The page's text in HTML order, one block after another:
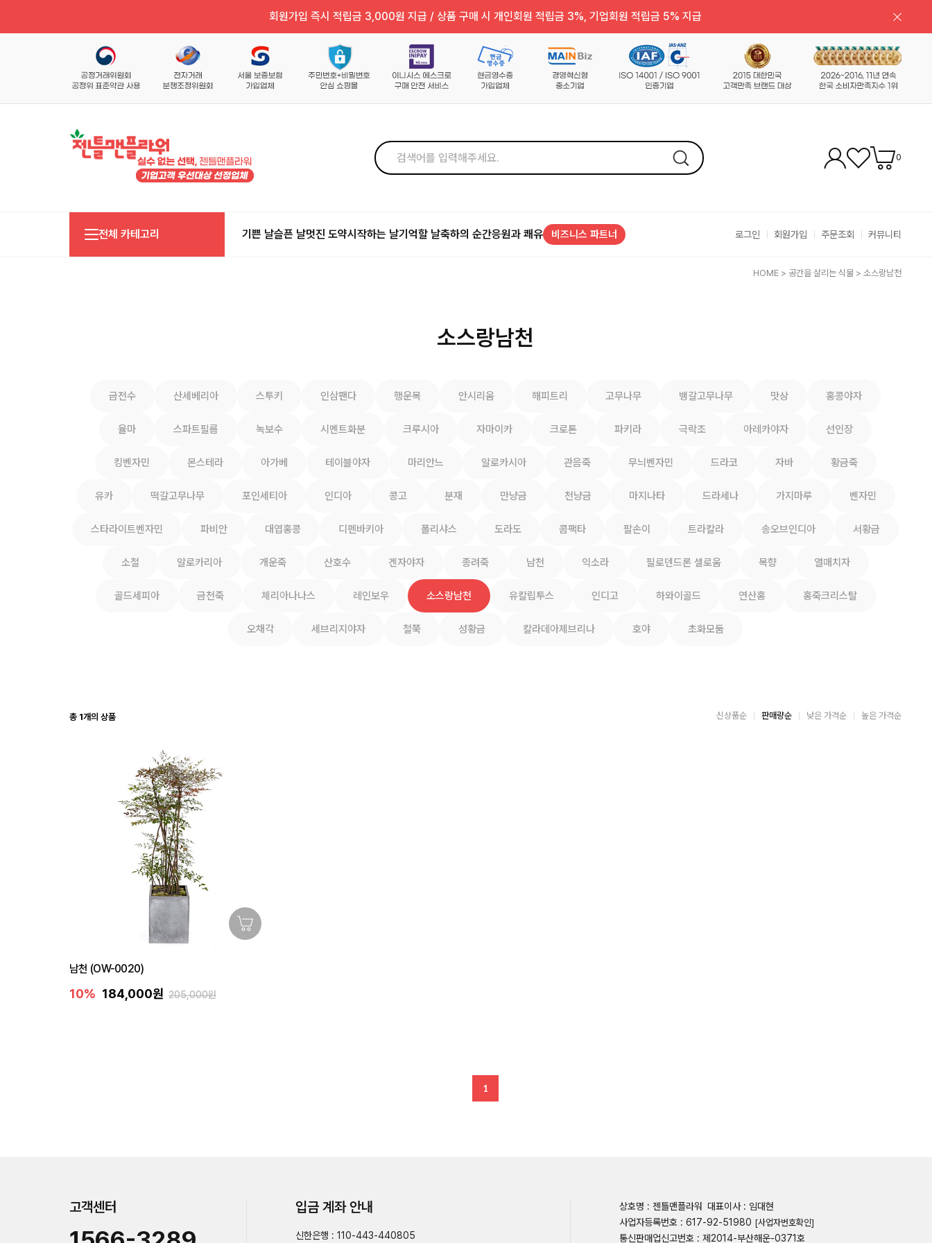
회원가입 즉시 적립금 3,000원 지급 / 상품 구매 시 개인회원 적립금 3%, 기업회원 적립금 5% 지급
0
전체 카테고리 기쁜 날슬픈 날멋진 도약시작하는 날기억할 날축하의 순간응원과 쾌유 비즈니스 파트너 로그인 회원가입 주문조회 커뮤니티
HOME > 공간을 살리는 식물 > 소스랑남천
소스랑남천
금전수 산세베리아 스투키 인삼팬다 행운목 안시리움 해피트리 고무나무 뱅갈고무나무 맛상 홍콩야자
율마 스파트필름 녹보수 시멘트화분 크루시아 자마이카 크로톤 파키라 극락조 아레카야자 선인장
킹벤자민 몬스테라 아가베 테이블야자 마리안느 알로카시아 관음죽 무늬벤자민 드라코 자바 황금죽
유카 떡갈고무나무 포인세티아 인디아 콩고 분재 만냥금 천냥금 마지나타 드라세나 가지마루 벤자민
스타라이트벤자민 파비안 대엽홍콩 디펜바키아 폴리샤스 도라도 콤팩타 팔손이 트라칼라 송오브인디아 서황금
소철 알로카리아 개운죽 산호수 겐자야자 종려죽 남천 익소라 필로덴드론 셀로움 목향 열매치자
골드세피아 금천죽 체리아나나스 레인보우 소스랑남천 유칼립투스 인디고 하와이골드 연산홍 홍죽크리스탈
오채각 세브리지야자 철쭉 성황금 칼라데아제브리나 호야 초화모둠
총 1개의 상품 신상품순 판매량순 낮은 가격순 높은 가격순
남천 (OW-0020)
10% 184,000원 205,000원
1
고객센터 입금 계좌 안내
신한은행 : 110-443-440805
상호명 : 젠틀맨플라워 대표이사 : 임대현
사업자등록번호 : 617-92-51980 [사업자번호확인]
통신판매업신고번호 : 제2014-부산해운-0371호